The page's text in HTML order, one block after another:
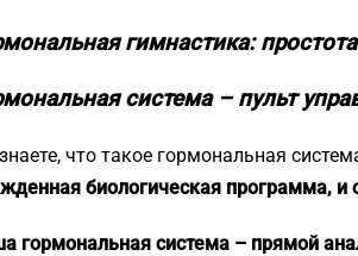
гимнастика:
система – пульт
что такое гормональная
биологическая программа, и
гормональная система – прямой